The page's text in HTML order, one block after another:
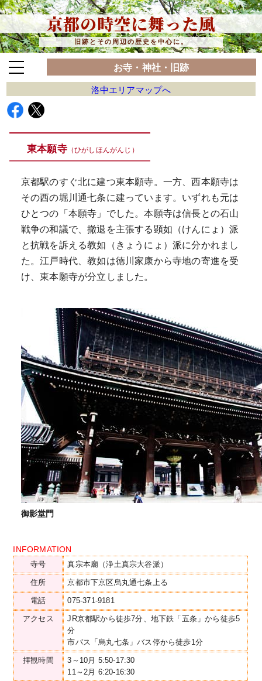
京都の時空に舞った風
旧跡とその周辺の歴史を中心に。
お寺・神社・旧跡
洛中エリアマップへ
東本願寺（ひがしほんがんじ）
京都駅のすぐ北に建つ東本願寺。一方、西本願寺は
その西の堀川通七条に建っています。いずれも元は
ひとつの「本願寺」でした。本願寺は信長との石山
戦争の和議で、撤退を主張する顕如（けんにょ）派
と抗戦を訴える教如（きょうにょ）派に分かれまし
た。江戸時代、教如は徳川家康から寺地の寄進を受
け、東本願寺が分立しました。
御影堂門
INFORMATION
寺号
真宗本廟（浄土真宗大谷派）
住所 京都市下京区烏丸通七条上る
電話 075-371-9181
アクセス
JR京都駅から徒歩7分、地下鉄「五条」から徒歩5
分
市バス「烏丸七条」バス停から徒歩1分
拝観時間
3～10月 5:50-17:30
11～2月 6:20-16:30